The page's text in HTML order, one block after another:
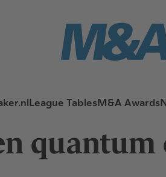
League TablesM&A Awards